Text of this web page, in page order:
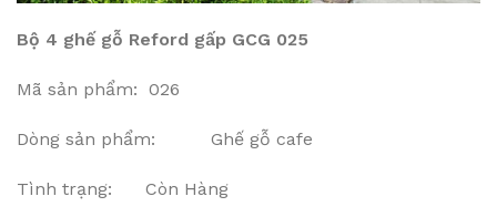
Bộ 4 ghế gỗ Reford gấp GCG 025
Mã sản phẩm: 026
Dòng sản phẩm: Ghế gỗ cafe
Tình trạng: Còn Hàng